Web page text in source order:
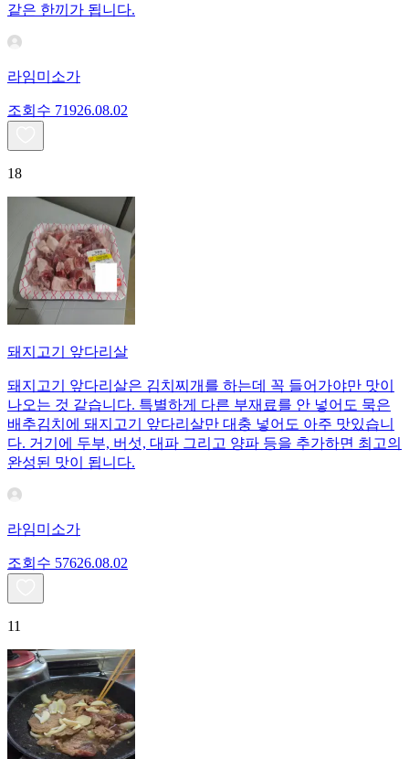
같은 한끼가 됩니다.
라임미소가
조회수 71926.08.02
18
돼지고기 앞다리살
돼지고기 앞다리살은 김치찌개를 하는데 꼭 들어가야만 맛이
나오는 것 같습니다. 특별하게 다른 부재료를 안 넣어도 묵은
배추김치에 돼지고기 앞다리살만 대충 넣어도 아주 맛있습니
다. 거기에 두부, 버섯, 대파 그리고 양파 등을 추가하면 최고의
완성된 맛이 됩니다.
라임미소가
조회수 57626.08.02
11